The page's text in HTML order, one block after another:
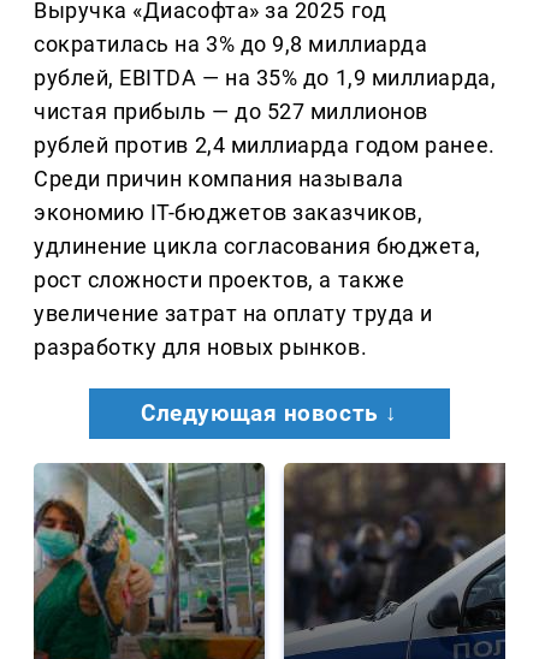
Выручка «Диасофта» за 2025 год
сократилась на 3% до 9,8 миллиарда
рублей, EBITDA — на 35% до 1,9 миллиарда,
чистая прибыль — до 527 миллионов
рублей против 2,4 миллиарда годом ранее.
Среди причин компания называла
экономию IT-бюджетов заказчиков,
удлинение цикла согласования бюджета,
рост сложности проектов, а также
увеличение затрат на оплату труда и
разработку для новых рынков.
Следующая новость ↓